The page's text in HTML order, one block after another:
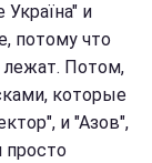
и
потому что
лежат. Потом,
которые
и "Азов",
просто